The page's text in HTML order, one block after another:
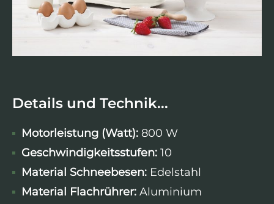
Details und Technik...
Motorleistung (Watt): 800 W
Geschwindigkeitsstufen: 10
Material Schneebesen: Edelstahl
Material Flachrührer: Aluminium